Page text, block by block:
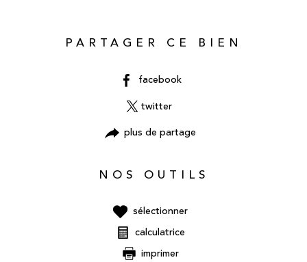
PARTAGER CE BIEN
facebook
twitter
plus de partage
NOS OUTILS
sélectionner
calculatrice
imprimer